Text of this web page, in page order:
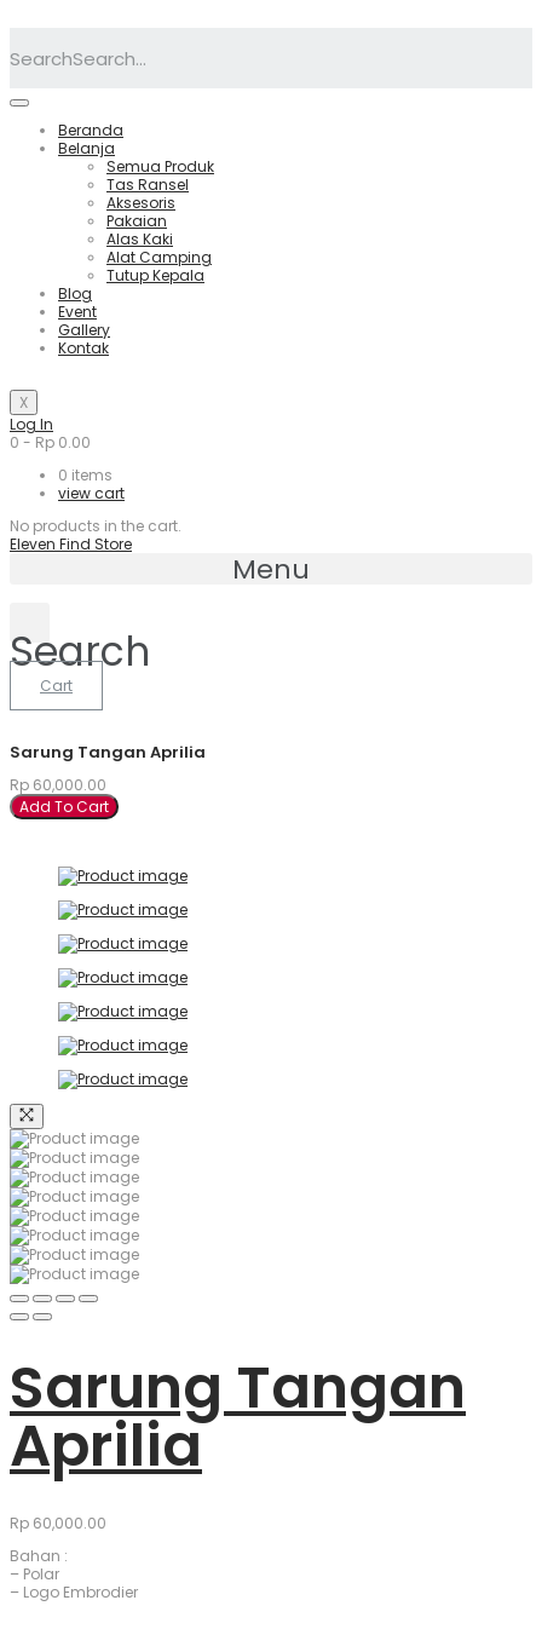
Search
Beranda
Belanja
Semua Produk
Tas Ransel
Aksesoris
Pakaian
Alas Kaki
Alat Camping
Tutup Kepala
Blog
Event
Gallery
Kontak
X
Log In
0 - Rp 0.00
0 items
view cart
No products in the cart.
Eleven Find Store
Menu
Search
Cart
Sarung Tangan Aprilia
Rp 60,000.00
Add To Cart
Sarung Tangan
Aprilia
Rp 60,000.00
Bahan :
– Polar
– Logo Embrodier